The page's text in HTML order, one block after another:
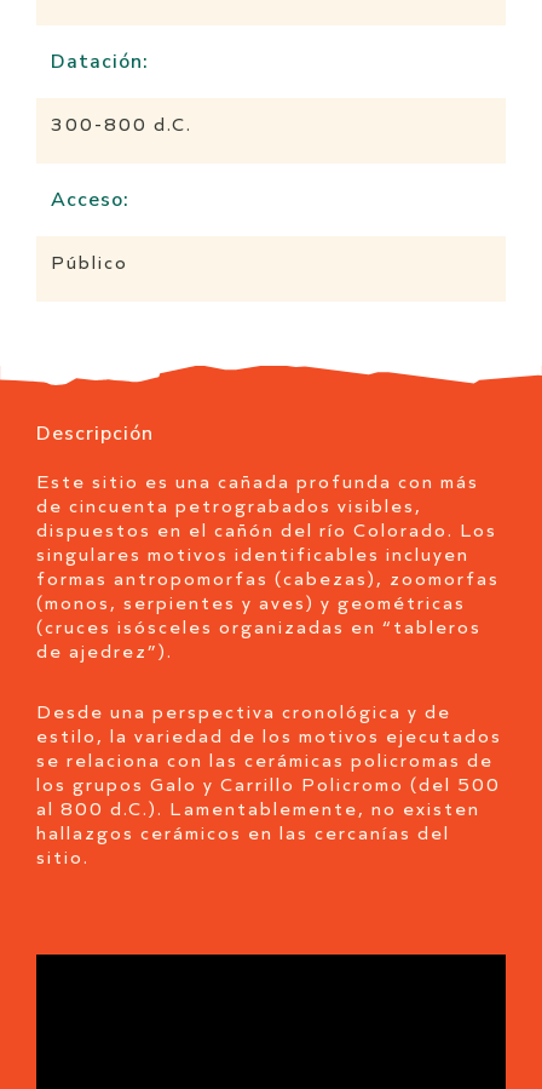
Datación:
300-800 d.C.
Acceso:
Público
Descripción
Este sitio es una cañada profunda con más
de cincuenta petrograbados visibles,
dispuestos en el cañón del río Colorado. Los
singulares motivos identificables incluyen
formas antropomorfas (cabezas), zoomorfas
(monos, serpientes y aves) y geométricas
(cruces isósceles organizadas en “tableros
de ajedrez”).
Desde una perspectiva cronológica y de
estilo, la variedad de los motivos ejecutados
se relaciona con las cerámicas policromas de
los grupos Galo y Carrillo Policromo (del 500
al 800 d.C.). Lamentablemente, no existen
hallazgos cerámicos en las cercanías del
sitio.